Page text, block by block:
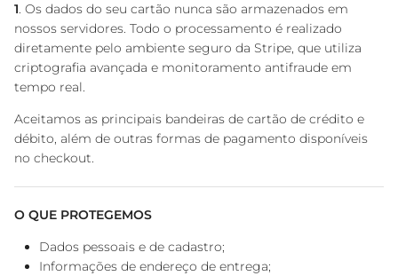
1. Os dados do seu cartão nunca são armazenados em
nossos servidores. Todo o processamento é realizado
diretamente pelo ambiente seguro da Stripe, que utiliza
criptografia avançada e monitoramento antifraude em
tempo real.
Aceitamos as principais bandeiras de cartão de crédito e
débito, além de outras formas de pagamento disponíveis
no checkout.
O QUE PROTEGEMOS
Dados pessoais e de cadastro;
Informações de endereço de entrega;